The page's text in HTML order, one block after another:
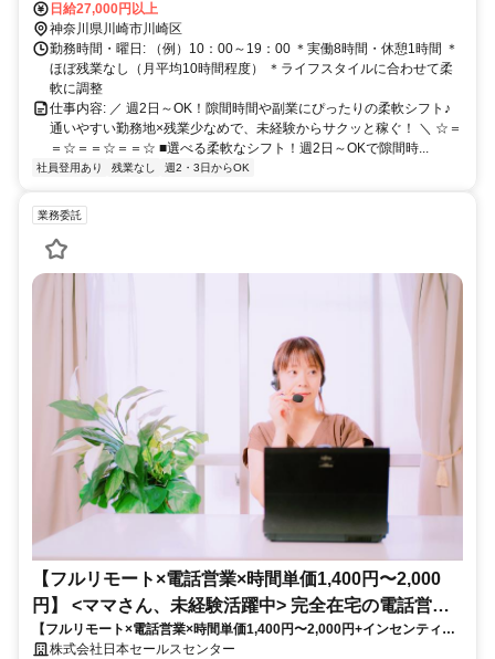
日給27,000円以上
神奈川県川崎市川崎区
勤務時間・曜日: （例）10：00～19：00 ＊実働8時間・休憩1時間 ＊
ほぼ残業なし（月平均10時間程度） ＊ライフスタイルに合わせて柔
軟に調整
仕事内容: ／ 週2日～OK！隙間時間や副業にぴったりの柔軟シフト♪
通いやすい勤務地×残業少なめで、未経験からサクッと稼ぐ！ ＼ ☆＝
＝☆＝＝☆＝＝☆ ■選べる柔軟なシフト！週2日～OKで隙間時...
社員登用あり 残業なし 週2・3日からOK
業務委託
【フルリモート×電話営業×時間単価1,400円〜2,000
円】 <ママさん、未経験活躍中> 完全在宅の電話営業
で家庭と仕事の両立を実現
【フルリモート×電話営業×時間単価1,400円〜2,000円+インセンティブ
あり】 ＜ママさん、未経験活躍中＞ 完全在宅の電話営業で家庭と仕事の
株式会社日本セールスセンター